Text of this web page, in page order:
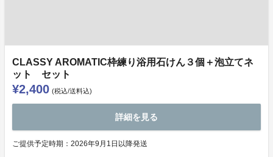
CLASSY AROMATIC枠練り浴用石けん３個＋泡立てネ
ット セット
¥2,400 (税込/送料込)
詳細を見る
ご提供予定時期：2026年9月1日以降発送